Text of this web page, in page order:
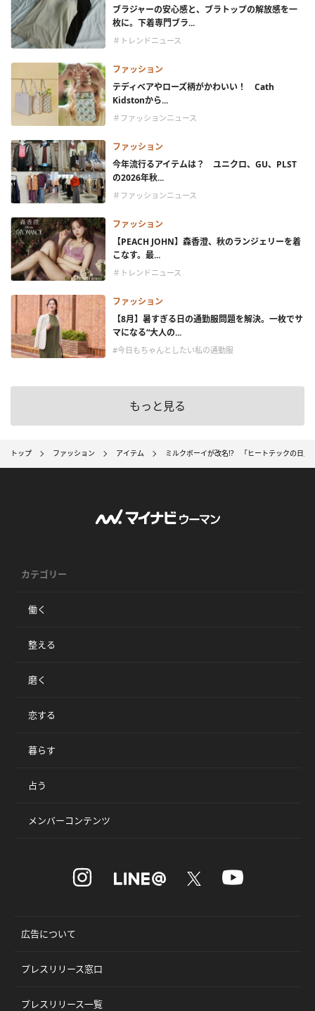
ブラジャーの安心感と、ブラトップの解放感を一
枚に。下着専門ブラ...
＃トレンドニュース
ファッション
テディベアやローズ柄がかわいい！ Cath
Kidstonから...
＃ファッションニュース
ファッション
今年流行るアイテムは？ ユニクロ、GU、PLST
の2026年秋...
＃ファッションニュース
ファッション
【PEACH JOHN】森香澄、秋のランジェリーを着
こなす。最...
＃トレンドニュース
ファッション
【8月】暑すぎる日の通勤服問題を解決。一枚でサ
マになる“大人の...
#今日もちゃんとしたい私の通勤服
もっと見る
トップ ファッション アイテム ミルクボーイが改名!? 「ヒートテックの日」
カテゴリー
働く
整える
磨く
恋する
暮らす
占う
メンバーコンテンツ
広告について
プレスリリース窓口
プレスリリース一覧